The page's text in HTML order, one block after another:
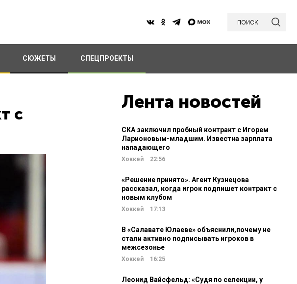
поиск
СЮЖЕТЫ СПЕЦПРОЕКТЫ
с
Лента новостей
СКА заключил пробный контракт с Игорем
Ларионовым-младшим. Известна зарплата
нападающего
Хоккей 22:56
«Решение принято». Агент Кузнецова
рассказал, когда игрок подпишет контракт с
новым клубом
Хоккей 17:13
В «Салавате Юлаеве» объяснили,почему не
стали активно подписывать игроков в
межсезонье
Хоккей 16:25
Леонид Вайсфельд: «Судя по селекции, у